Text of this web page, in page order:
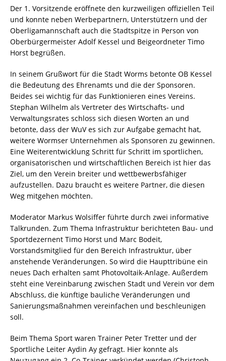
Der 1. Vorsitzende eröffnete den kurzweiligen offiziellen Teil
und konnte neben Werbepartnern, Unterstützern und der
Oberligamannschaft auch die Stadtspitze in Person von
Oberbürgermeister Adolf Kessel und Beigeordneter Timo
Horst begrüßen.
In seinem Grußwort für die Stadt Worms betonte OB Kessel
die Bedeutung des Ehrenamts und die der Sponsoren.
Beides sei wichtig für das Funktionieren eines Vereins.
Stephan Wilhelm als Vertreter des Wirtschafts- und
Verwaltungsrates schloss sich diesen Worten an und
betonte, dass der WuV es sich zur Aufgabe gemacht hat,
weitere Wormser Unternehmen als Sponsoren zu gewinnen.
Eine Weiterentwicklung Schritt für Schritt im sportlichen,
organisatorischen und wirtschaftlichen Bereich ist hier das
Ziel, um den Verein breiter und wettbewerbsfähiger
aufzustellen. Dazu braucht es weitere Partner, die diesen
Weg mitgehen möchten.
Moderator Markus Wolsiffer führte durch zwei informative
Talkrunden. Zum Thema Infrastruktur berichteten Bau- und
Sportdezernent Timo Horst und Marc Bodeit,
Vorstandsmitglied für den Bereich Infrastruktur, über
anstehende Veränderungen. So wird die Haupttribüne ein
neues Dach erhalten samt Photovoltaik-Anlage. Außerdem
steht eine Vereinbarung zwischen Stadt und Verein vor dem
Abschluss, die künftige bauliche Veränderungen und
Sanierungsmaßnahmen vereinfachen und beschleunigen
soll.
Beim Thema Sport waren Trainer Peter Tretter und der
Sportliche Leiter Aydin Ay gefragt. Hier konnte als